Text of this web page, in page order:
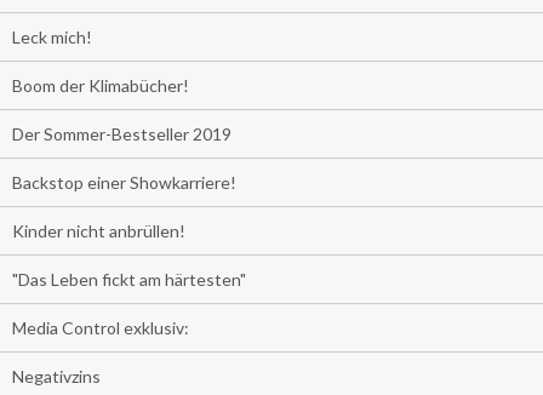
Leck mich!
Boom der Klimabücher!
Der Sommer-Bestseller 2019
Backstop einer Showkarriere!
Kinder nicht anbrüllen!
"Das Leben fickt am härtesten"
Media Control exklusiv:
Negativzins